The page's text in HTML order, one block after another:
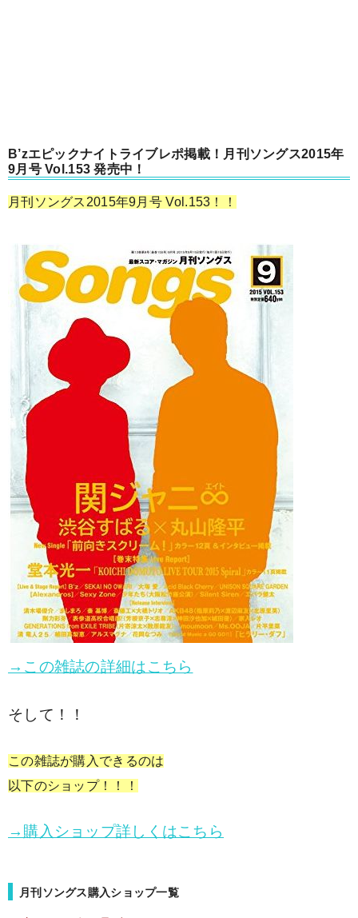
B’zエピックナイトライブレポ掲載！月刊ソングス2015年
9月号 Vol.153 発売中！
月刊ソングス2015年9月号 Vol.153！！
→この雑誌の詳細はこちら
そして！！
この雑誌が購入できるのは
以下のショップ！！！
→購入ショップ詳しくはこちら
月刊ソングス購入ショップ一覧